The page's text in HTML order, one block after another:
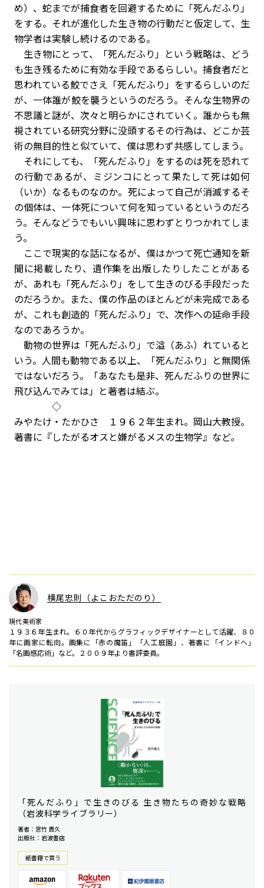
め）、蛇までが捕食者を回避するために「死んだふり」
をする。それが進化した生き物の行動だと仮定して、生
物学者は実験し続けるのである。
生き物にとって、「死んだふり」という戦略は、どう
も生き残るために有効な手段であるらしい。捕食者だと
思われている鮫でさえ「死んだふり」をするらしいのだ
が、一体誰が鮫を襲うというのだろう。そんな生物界の
不思議と謎が、次々と明らかにされていく。誰からも無
視されている研究分野に没頭するその行為は、どこか芸
術の無目的性と似ていて、僕は思わず共感してしまう。
それにしても、「死んだふり」をするのは死を恐れて
の行動であるが、ミジンコにとって果たして死は如何
（いか）なるものなのか。死によって自己が消滅するそ
の個体は、一体死について何を知っているというのだろ
う。そんなどうでもいい興味に思わずとりつかれてしま
う。
ここで現実的な話になるが、僕はかつて死亡通知を新
聞に掲載したり、遺作集を出版したりしたことがある
が、あれも「死んだふり」をして生きのびる手段だった
のだろうか。また、僕の作品のほとんどが未完成である
が、これも創造的「死んだふり」で、次作への延命手段
なのであろうか。
動物の世界は「死んだふり」で溢（あふ）れていると
いう。人間も動物である以上、「死んだふり」と無関係
ではないだろう。「あなたも是非、死んだふりの世界に
飛び込んでみては」と著者は結ぶ。
◇
みやたけ・たかひさ １９６２年生まれ。岡山大教授。
著書に『したがるオスと嫌がるメスの生物学』など。
横尾忠則（よこおただのり）
現代美術家
１９３６年生まれ。６０年代からグラフィックデザイナーとして活躍、８０
年に画家に転向。画集に「赤の魔笛」「人工庭園」、著書に「インドへ」
「名画感応術」など。２００９年より書評委員。
「死んだふり」で生きのびる 生き物たちの奇妙な戦略
（岩波科学ライブラリー）
著者：宮竹 貴久
出版社：岩波書店
紙書籍で買う